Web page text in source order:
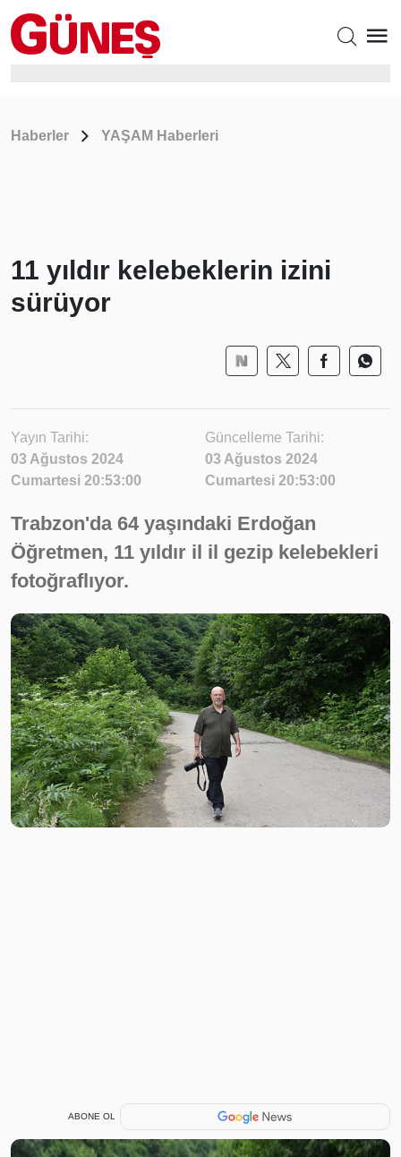
Haberler YAŞAM Haberleri
11 yıldır kelebeklerin izini
sürüyor
Yayın Tarihi:
03 Ağustos 2024
Cumartesi 20:53:00
Güncelleme Tarihi:
03 Ağustos 2024
Cumartesi 20:53:00
Trabzon'da 64 yaşındaki Erdoğan
Öğretmen, 11 yıldır il il gezip kelebekleri
fotoğraflıyor.
ABONE OL